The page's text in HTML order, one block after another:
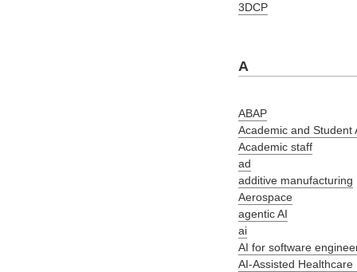
3DCP
A
ABAP
Academic and Student
Academic staff
ad
additive manufacturing
Aerospace
agentic AI
ai
AI for software
AI-Assisted Healthcare